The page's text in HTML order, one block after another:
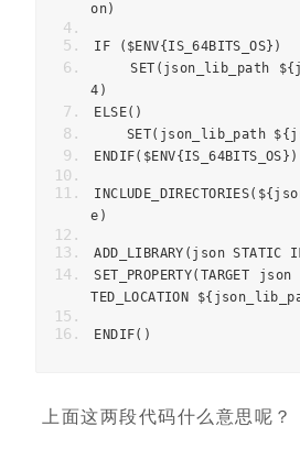
on)
IF ( $ENV{ IS_64BITS_OS})
    SET
( json_lib_path ${
4 )
ELSE()
    SET
( json_lib_path ${
ENDIF( $ENV{ IS_64BITS_OS })
INCLUDE_DIRECTORIES( ${
e )
ADD_LIBRARY ( json STATIC
SET_PROPERTY( TARGET json
TED_LOCATION ${
ENDIF()
上面这两段代码什么意思呢？